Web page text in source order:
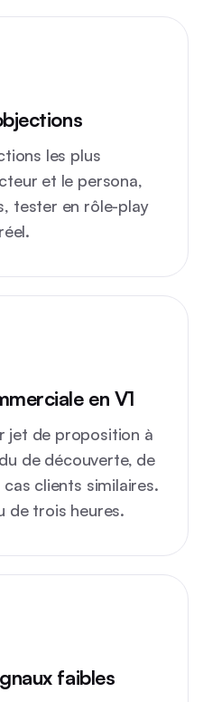
les plus
et le persona,
tester en rôle-play
en V1
jet de proposition à
de découverte, de
clients similaires.
de trois heures.
faibles